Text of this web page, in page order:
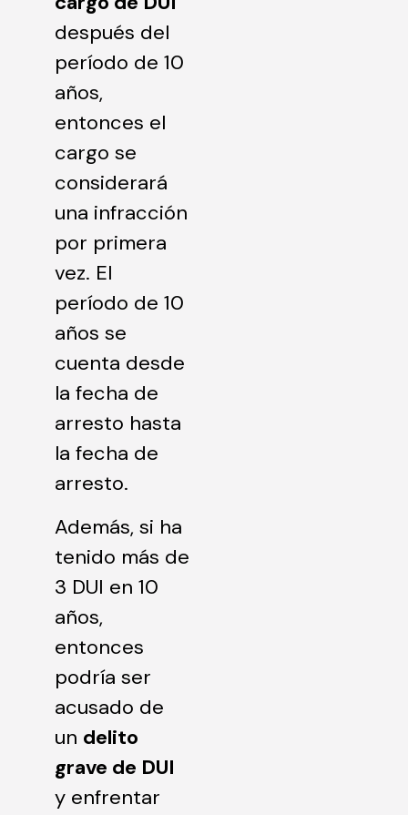
después del
período de 10
años,
entonces el
cargo se
considerará
una infracción
por primera
vez. El
período de 10
años se
cuenta desde
la fecha de
arresto hasta
la fecha de
arresto.
Además, si ha
tenido más de
3 DUI en 10
años,
entonces
podría ser
acusado de
un delito
grave de DUI
y enfrentar